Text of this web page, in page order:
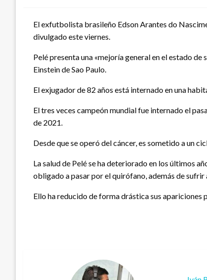
El exfutbolista brasileño Edson Arantes do
divulgado este viernes.
Pelé presenta una «mejoría general en el estado
Einstein de Sao Paulo.
El exjugador de 82 años está internado en una
El tres veces campeón mundial fue internado el
de 2021.
Desde que se operó del cáncer, es sometido a un
La salud de Pelé se ha deteriorado en los últimos
obligado a pasar por el quirófano, además de sufrir
Ello ha reducido de forma drástica sus apariciones